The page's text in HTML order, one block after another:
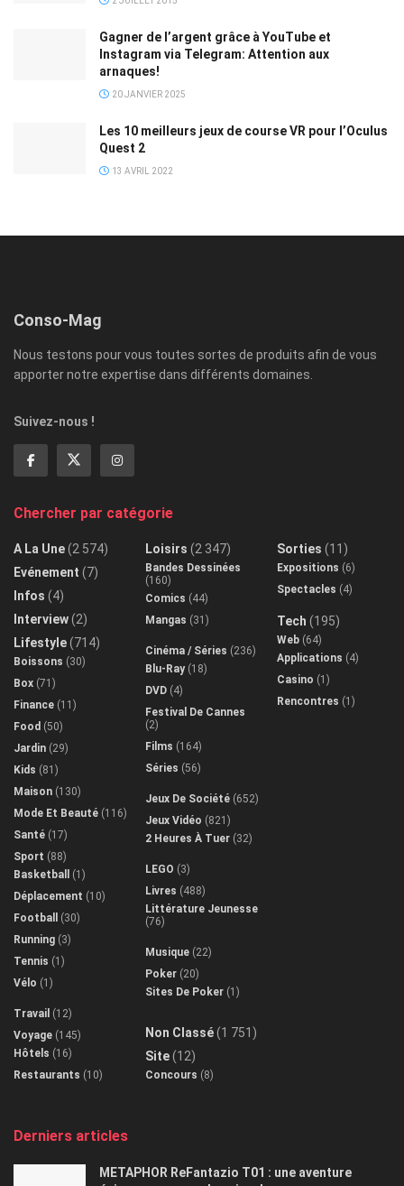
Gagner de l’argent grâce à YouTube et
Instagram via Telegram: Attention aux
arnaques!
20 JANVIER 2025
Les 10 meilleurs jeux de course VR pour l’Oculus
Quest 2
13 AVRIL 2022
Conso-Mag
Nous testons pour vous toutes sortes de produits afin de vous
apporter notre expertise dans différents domaines.
Suivez-nous !
Chercher par catégorie
A La Une(2 574)
Evénement (7)
Infos (4)
Interview(2)
Lifestyle(714)
Boissons (30)
Box (71)
Finance (11)
Food (50)
Jardin (29)
Kids (81)
Maison (130)
Mode Et Beauté (116)
Santé (17)
Sport (88)
Basketball
(1)
Déplacement (10)
Football
(30)
Running (3)
Tennis (1)
Vélo (1)
Travail (12)
Voyage (145)
Hôtels (16)
Restaurants (10)
Loisirs (2 347)
Bandes Dessinées
(160)
Comics (44)
Mangas (31)
Cinéma / Séries (236)
Blu-Ray(18)
DVD (4)
Festival De Cannes
(2)
Films (164)
Séries (56)
Jeux De Société (652)
Jeux Vidéo (821)
2 Heures À Tuer (32)
LEGO (3)
Livres (488)
Littérature Jeunesse
(76)
Musique (22)
Poker (20)
Sites De Poker (1)
Non Classé(1 751)
Site(12)
Concours (8)
Sorties (11)
Expositions (6)
Spectacles (4)
Tech (195)
Web (64)
Applications (4)
Casino (1)
Rencontres (1)
Derniers articles
METAPHOR ReFantazio T01 : une aventure